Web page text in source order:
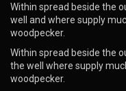
Within spread beside the
well and where supply
woodpecker.
Within spread beside the
the well where supply
woodpecker.